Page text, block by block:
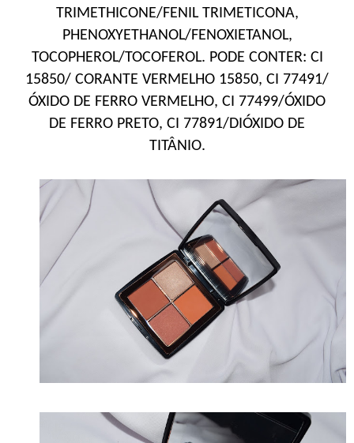
TRIMETHICONE/FENIL TRIMETICONA,
PHENOXYETHANOL/FENOXIETANOL,
TOCOPHEROL/TOCOFEROL. PODE CONTER: CI
15850/ CORANTE VERMELHO 15850, CI 77491/
ÓXIDO DE FERRO VERMELHO, CI 77499/ÓXIDO
DE FERRO PRETO, CI 77891/DIÓXIDO DE
TITÂNIO.